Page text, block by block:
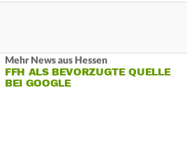
Mehr News aus Hessen
FFH ALS BEVORZUGTE QUELLE
BEI GOOGLE